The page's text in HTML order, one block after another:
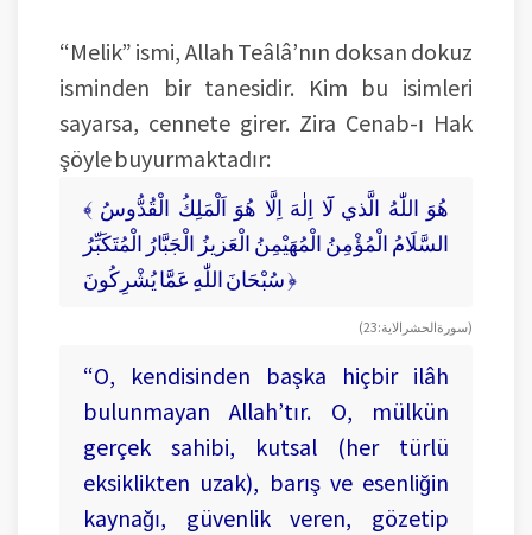
“Melik” ismi, Allah Teâlâ’nın doksan dokuz
isminden bir tanesidir. Kim bu isimleri
sayarsa, cennete girer. Zira Cenab-ı Hak
şöyle buyurmaktadır:
﴾ هُوَ اللّٰهُ الَّذي لَٓا اِلٰهَ اِلَّا هُوَ اَلْمَلِكُ الْقُدُّوسُ
السَّلَامُ الْمُؤْمِنُ الْمُهَيْمِنُ الْعَزيزُ الْجَبَّارُ الْمُتَكَبِّرُ
سُبْحَانَ اللّٰهِ عَمَّا يُشْرِكُونَ ﴿
(سورة الحشر الاية: 23)
“O, kendisinden başka hiçbir ilâh
bulunmayan Allah’tır. O, mülkün
gerçek sahibi, kutsal (her türlü
eksiklikten uzak), barış ve esenliğin
kaynağı, güvenlik veren, gözetip